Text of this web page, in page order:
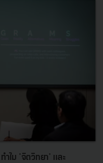
ไม 'จิตวิทยา' และ